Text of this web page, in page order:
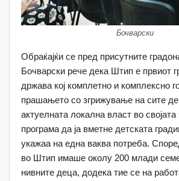
Бочварски
Обраќајќи се пред присутните
Бочварски рече дека Штип е првиот
држава кој комплетно и комплексно
прашањето со згрижување на сите
актуелната локална власт во
програма да ја вметне детската
укажаа на една ваква потреба.
во Штип имаше околу 200 млади
нивните деца, додека тие се на